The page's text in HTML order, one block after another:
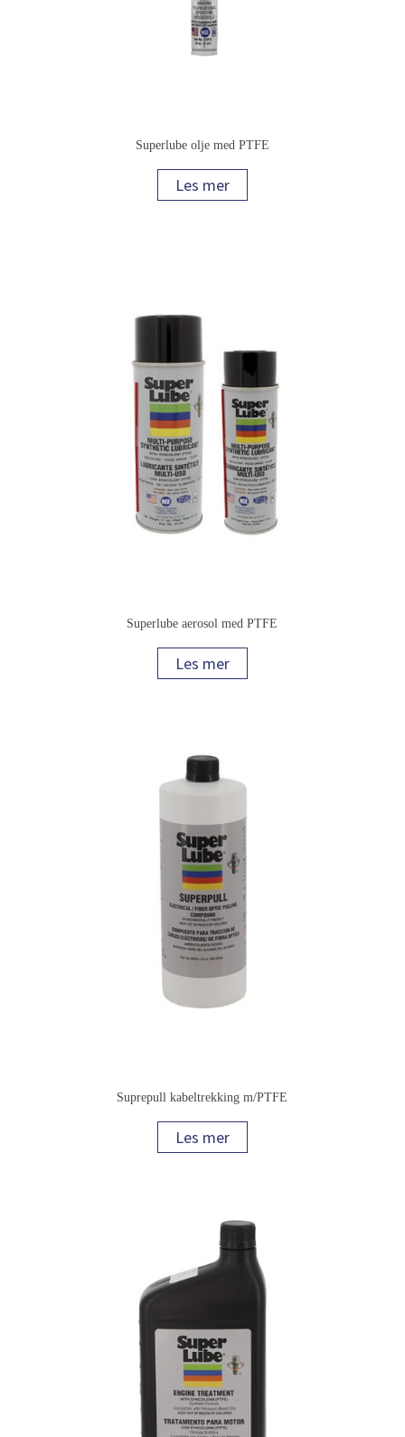
Superlube olje med PTFE
Les mer
Superlube aerosol med PTFE
Les mer
Suprepull kabeltrekking m/PTFE
Les mer